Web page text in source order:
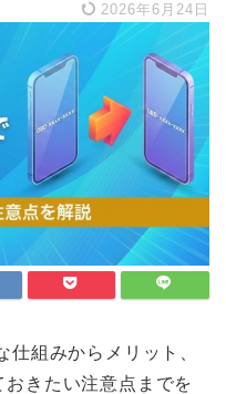
2026年6月24日
組みからメリット、
きたい注意点までを